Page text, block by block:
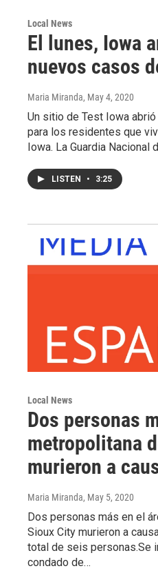
Local News
El lunes, Iowa
nuevos casos
Maria Miranda, May 4, 2020
Un sitio de Test Iowa
para los residentes que
Iowa. La Guardia
LISTEN • 3:25
Local News
Dos personas
metropolitana
murieron a
Maria Miranda, May 5, 2020
Dos personas más en el
Sioux City murieron a
total de seis personas.Se
condado de…